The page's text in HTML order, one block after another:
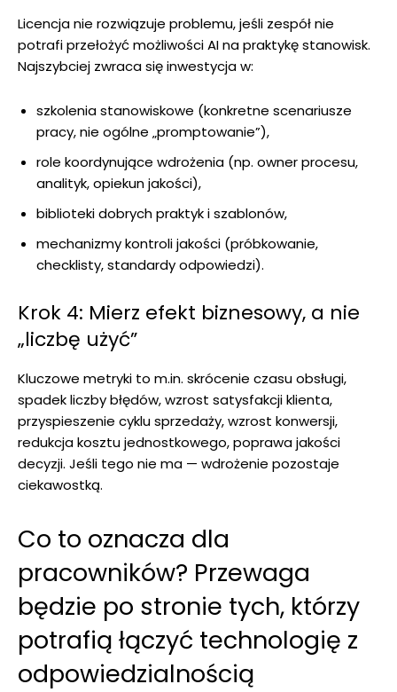
Licencja nie rozwiązuje problemu, jeśli zespół nie
potrafi przełożyć możliwości AI na praktykę stanowisk.
Najszybciej zwraca się inwestycja w:
szkolenia stanowiskowe (konkretne scenariusze
pracy, nie ogólne „promptowanie”),
role koordynujące wdrożenia (np. owner procesu,
analityk, opiekun jakości),
biblioteki dobrych praktyk i szablonów,
mechanizmy kontroli jakości (próbkowanie,
checklisty, standardy odpowiedzi).
Krok 4: Mierz efekt biznesowy, a nie
„liczbę użyć”
Kluczowe metryki to m.in. skrócenie czasu obsługi,
spadek liczby błędów, wzrost satysfakcji klienta,
przyspieszenie cyklu sprzedaży, wzrost konwersji,
redukcja kosztu jednostkowego, poprawa jakości
decyzji. Jeśli tego nie ma — wdrożenie pozostaje
ciekawostką.
Co to oznacza dla
pracowników? Przewaga
będzie po stronie tych, którzy
potrafią łączyć technologię z
odpowiedzialnością